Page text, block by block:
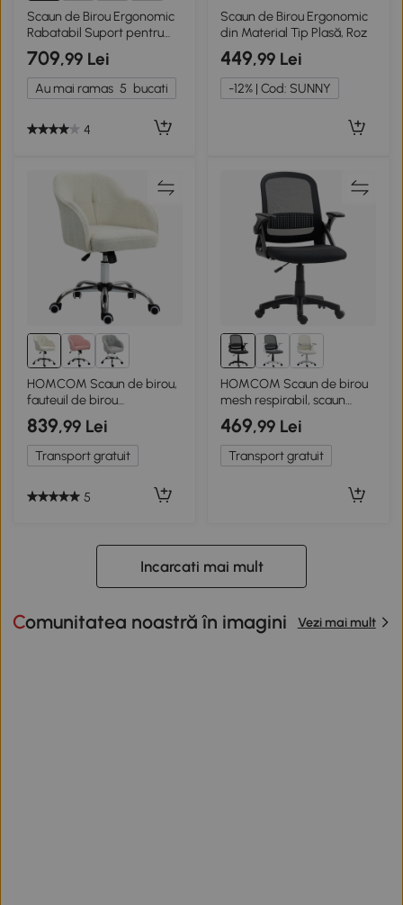
7+
Scaun de Birou Ergonomic
Rabatabil Suport pentru
Picioare Bej
709,99 Lei
Au mai ramas 5 bucati
4
Scaun de Birou Ergonomic
din Material Tip Plasă, Roz
449,99 Lei
-12% | Cod: SUNNY
HOMCOM Scaun de birou,
fauteuil de birou
ergonomic, înălțime
reglabilă, șezut și spătar
umplute, crem
839,99 Lei
Transport gratuit
5
HOMCOM Scaun de birou
mesh respirabil, scaun
ergonomic pivotant cu
cotiere rabatabile și suport
lombar, Negru
469,99 Lei
Transport gratuit
Incarcati mai mult
Comunitatea noastră în imagini Vezi mai mult